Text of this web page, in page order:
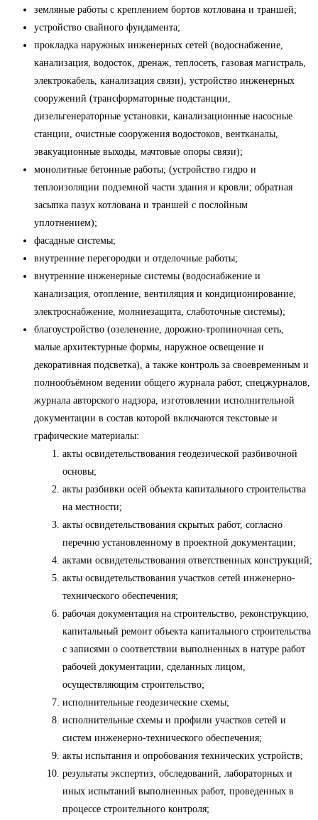
земляные работы с креплением бортов котлована и траншей;
устройство свайного фундамента;
прокладка наружных инженерных сетей (водоснабжение,
канализация, водосток, дренаж, теплосеть, газовая магистраль,
электрокабель, канализация связи), устройство инженерных
сооружений (трансформаторные подстанции,
дизельгенераторные установки, канализационные насосные
станции, очистные сооружения водостоков, вентканалы,
эвакуационные выходы, мачтовые опоры связи);
монолитные бетонные работы; (устройство гидро и
теплоизоляции подземной части здания и кровли; обратная
засыпка пазух котлована и траншей с послойным
уплотнением);
фасадные системы;
внутренние перегородки и отделочные работы;
внутренние инженерные системы (водоснабжение и
канализация, отопление, вентиляция и кондиционирование,
электроснабжение, молниезащита, слаботочные системы);
благоустройство (озеленение, дорожно-тропиночная сеть,
малые архитектурные формы, наружное освещение и
декоративная подсветка), а также контроль за своевременным и
полнообъёмном ведении общего журнала работ, спецжурналов,
журнала авторского надзора, изготовлении исполнительной
документации в состав которой включаются текстовые и
графические материалы:
акты освидетельствования геодезической разбивочной
основы;
акты разбивки осей объекта капитального строительства
на местности;
акты освидетельствования скрытых работ, согласно
перечню установленному в проектной документации;
актами освидетельствования ответственных конструкций;
акты освидетельствования участков сетей инженерно-
технического обеспечения;
рабочая документация на строительство, реконструкцию,
капитальный ремонт объекта капитального строительства
с записями о соответствии выполненных в натуре работ
рабочей документации, сделанных лицом,
осуществляющим строительство;
исполнительные геодезические схемы;
исполнительные схемы и профили участков сетей и
систем инженерно-технического обеспечения;
акты испытания и опробования технических устройств;
результаты экспертиз, обследований, лабораторных и
иных испытаний выполненных работ, проведенных в
процессе строительного контроля;